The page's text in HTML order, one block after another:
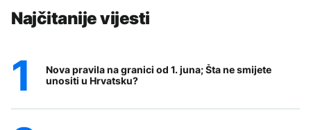
Najčitanije vijesti
Nova pravila na granici od 1. juna; Šta ne smijete
unositi u Hrvatsku?